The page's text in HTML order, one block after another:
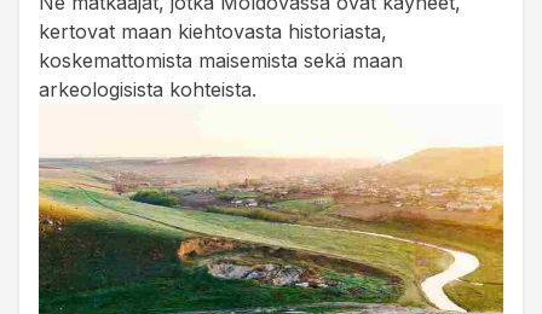
kertovat maan kiehtovasta historiasta,
koskemattomista maisemista sekä maan
arkeologisista kohteista.